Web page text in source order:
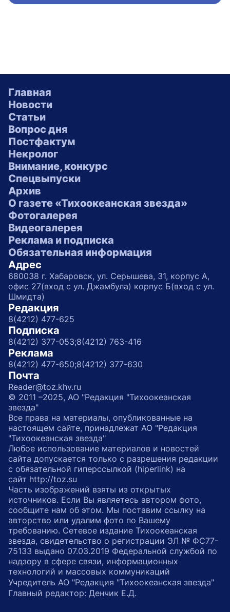
Главная
Новости
Статьи
Вопрос дня
Постфактум
Некролог
Внимание, конкурс
Спецвыпуски
Архив
О газете «Тихоокеанская звезда»
Фотогалерея
Видеогалерея
Реклама и подписка
Обязательная информация
Адрес
680038 г. Хабаровск, ул. Серышева, 31, корпус А,
офис 27(вход с ул. Джамбула) корпус Б(вход с ул.
Шмидта)
Редакция
8(4212) 477-625
Подписка
8(4212) 377-053;8(4212) 763-416
Реклама
8(4212) 477-650;8(4212) 377-630
Почта
Reader@toz.khv.ru
© 2011 –2025, АО "Редакция "Тихоокеанская
звезда"
Все права на материалы, опубликованные на
настоящем сайте, принадлежат АО "Редакция
"Тихоокеанская звезда"
Любое использование материалов и новостей
сайта допускается только с разрешения редакции
с обязательной гиперссылкой (hiperlink) на
сайт http://toz.su
Часть изображений взяты из открытых
источников. Если Вы являетесь автором фото,
сообщите нам об этом. Мы поставим ссылку на
авторство или удалим фото по Вашему
требованию. Сетевое издание Тихоокеанская
звезда, свидетельство о регистрации ЭЛ № ФС77-
75133 выдано 07.03.2019 Федеральной службой по
надзору в сфере связи, информационных
технологий и массовых коммуникаций
Учредитель АО "Редакция "Тихоокеанская звезда"
Главный редактор: Денчик Е.Д.